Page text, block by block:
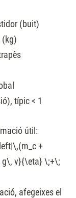
(buit)
(kg)
típic < 1
útil:
+
g\, v}{\eta} \;+\;
afegeixes el